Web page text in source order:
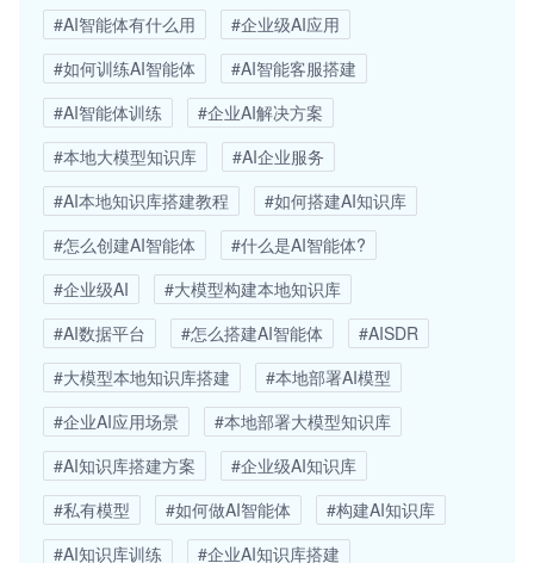
#AI智能体有什么用
#企业级AI应用
#如何训练AI智能体
#AI智能客服搭建
#AI智能体训练
#企业AI解决方案
#本地大模型知识库
#AI企业服务
#AI本地知识库搭建教程
#如何搭建AI知识库
#怎么创建AI智能体
#什么是AI智能体?
#企业级AI
#大模型构建本地知识库
#AI数据平台
#怎么搭建AI智能体
#AISDR
#大模型本地知识库搭建
#本地部署AI模型
#企业AI应用场景
#本地部署大模型知识库
#AI知识库搭建方案
#企业级AI知识库
#私有模型
#如何做AI智能体
#构建AI知识库
#AI知识库训练
#企业AI知识库搭建